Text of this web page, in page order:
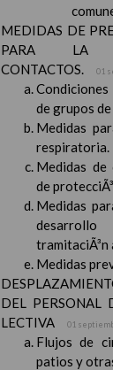
MEDIDAS DE
PARA LA
CONTACTOS.
01
de grupos
Medidas
respiratoria.
Medidas
de
Medidas
Medidas
DEL PERSONAL
LECTIVA
01
Flujos de
patios y